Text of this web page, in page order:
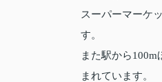
スーパーマーケ
す。
また駅から
まれています。